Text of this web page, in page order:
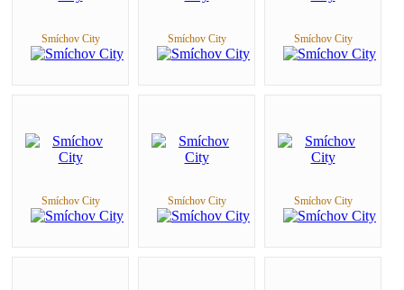
Smíchov City Smíchov City Smíchov City
Smíchov City Smíchov City Smíchov City